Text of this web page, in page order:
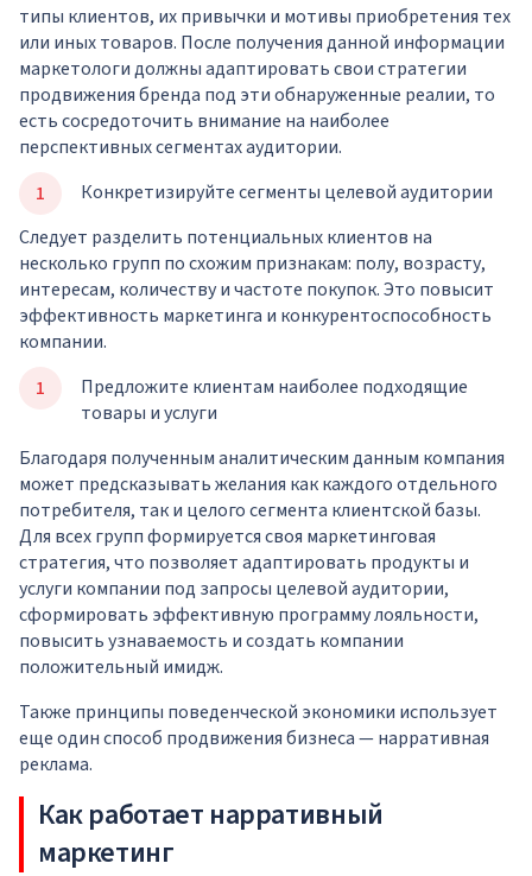
типы клиентов, их привычки и мотивы приобретения тех
или иных товаров. После получения данной информации
маркетологи должны адаптировать свои стратегии
продвижения бренда под эти обнаруженные реалии, то
есть сосредоточить внимание на наиболее
перспективных сегментах аудитории.
Конкретизируйте сегменты целевой аудитории
Следует разделить потенциальных клиентов на
несколько групп по схожим признакам: полу, возрасту,
интересам, количеству и частоте покупок. Это повысит
эффективность маркетинга и конкурентоспособность
компании.
Предложите клиентам наиболее подходящие
товары и услуги
Благодаря полученным аналитическим данным компания
может предсказывать желания как каждого отдельного
потребителя, так и целого сегмента клиентской базы.
Для всех групп формируется своя маркетинговая
стратегия, что позволяет адаптировать продукты и
услуги компании под запросы целевой аудитории,
сформировать эффективную программу лояльности,
повысить узнаваемость и создать компании
положительный имидж.
Также принципы поведенческой экономики использует
еще один способ продвижения бизнеса — нарративная
реклама.
Как работает нарративный
маркетинг